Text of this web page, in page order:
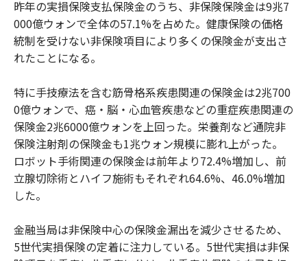
昨年の実損保険支払保険金のうち、非保険保険金は9兆7
000億ウォンで全体の57.1%を占めた。健康保険の価格
統制を受けない非保険項目により多くの保険金が支出さ
れたことになる。
特に手技療法を含む筋骨格系疾患関連の保険金は2兆700
0億ウォンで、癌・脳・心血管疾患などの重症疾患関連の
保険金2兆6000億ウォンを上回った。栄養剤など通院非
保険注射剤の保険金も1兆ウォン規模に膨れ上がった。
ロボット手術関連の保険金は前年より72.4%増加し、前
立腺切除術とハイフ施術もそれぞれ64.6%、46.0%増加
した。
金融当局は非保険中心の保険金漏出を減少させるため、
5世代実損保険の定着に注力している。5世代実損は非保